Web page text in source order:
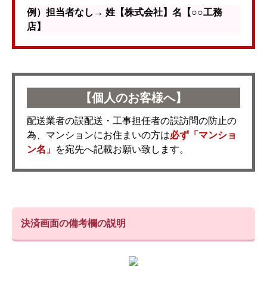
例）担当者なし→ 姓【株式会社】名【○○工務
店】
【個人のお客様へ】
配送業者の誤配送・工事担任者の誤訪問の防止の
為、マンションにお住まいの方は必ず「マンショ
ン名」 を宛先へ記載お願い致します。
決済画面の備考欄の説明